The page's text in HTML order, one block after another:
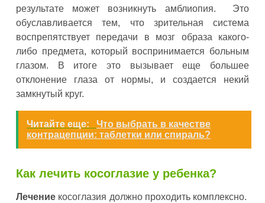
результате может возникнуть амблиопия. Это
обуславливается тем, что зрительная система
воспрепятствует передачи в мозг образа какого-
либо предмета, который воспринимается больным
глазом. В итоге это вызывает еще большее
отклонение глаза от нормы, и создается некий
замкнутый круг.
Читайте еще:
Что выбрать в качестве
контрацепции: таблетки или спираль?
Как лечить косоглазие у ребенка?
Лечение косоглазия должно проходить комплексно.